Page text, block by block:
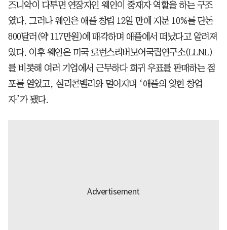
즈니악이 다투면 연장자인 웨인이 중재자 역할을 하는 구조
였다. 그러나 웨인은 애플 창립 12일 만에 지분 10%를 단돈
800달러(약 117만원)에 매각하며 애플에서 떠났다고 알려져
있다. 이후 웨인은 미국 로런스리버모어국립연구소(LLNL)
를 비롯해 여러 기업에서 근무하다 희귀 우표를 판매하는 점
포를 열었고, 실리콘밸리와 멀어지며 ‘애플의 잊힌 창업
자’가 됐다.